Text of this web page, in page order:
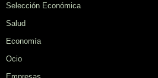
Selección Económica
Salud
Economía
Ocio